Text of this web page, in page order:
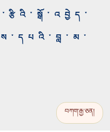
བཀག་རྒྱ་ཅན།